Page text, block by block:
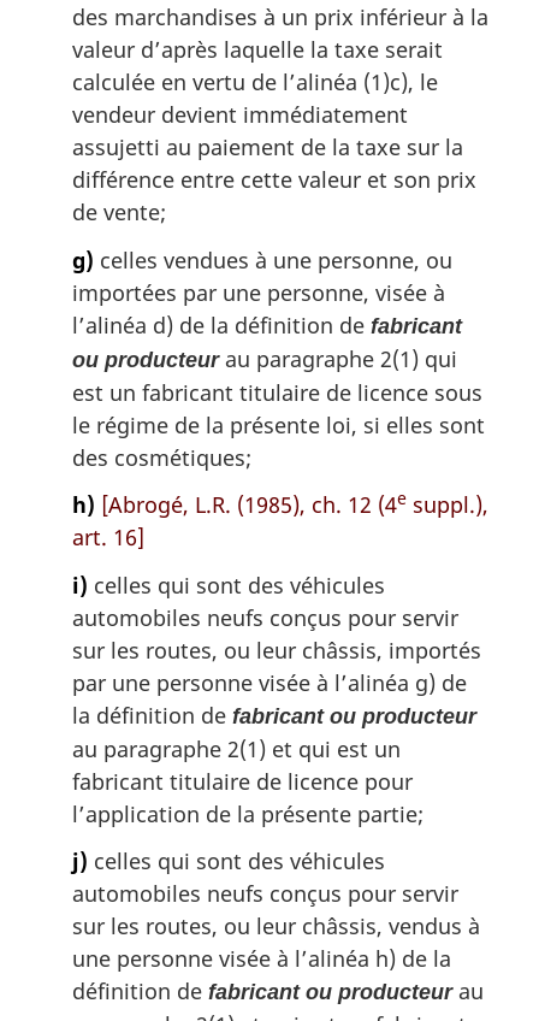
des marchandises à un prix inférieur à la
valeur d’après laquelle la taxe serait
calculée en vertu de l’alinéa (1)c), le
vendeur devient immédiatement
assujetti au paiement de la taxe sur la
différence entre cette valeur et son prix
de vente;
g) celles vendues à une personne, ou
importées par une personne, visée à
l’alinéa d) de la définition de fabricant
ou producteurau paragraphe 2(1) qui
est un fabricant titulaire de licence sous
le régime de la présente loi, si elles sont
des cosmétiques;
h) [Abrogé, L.R. (1985), ch. 12 (4e suppl.),
art. 16]
i) celles qui sont des véhicules
automobiles neufs conçus pour servir
sur les routes, ou leur châssis, importés
par une personne visée à l’alinéa g) de
la définition de fabricant ou producteur
au paragraphe 2(1) et qui est un
fabricant titulaire de licence pour
l’application de la présente partie;
j) celles qui sont des véhicules
automobiles neufs conçus pour servir
sur les routes, ou leur châssis, vendus à
une personne visée à l’alinéa h) de la
définition de fabricant ou producteurau